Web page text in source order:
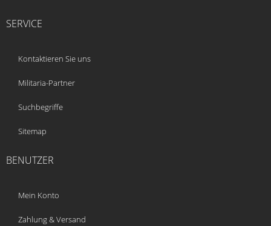
SERVICE
Kontaktieren Sie uns
Militaria-Partner
Suchbegriffe
Sitemap
BENUTZER
Mein Konto
Zahlung & Versand